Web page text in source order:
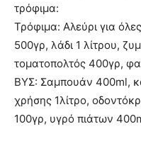
τρόφιμα:
Τρόφιμα: Αλεύρι για
500γρ, λάδι 1 λίτρου,
τοματοπολτός 400γρ,
ΒΥΣ: Σαμπουάν 400ml,
χρήσης 1λίτρο,
100γρ, υγρό πιάτων